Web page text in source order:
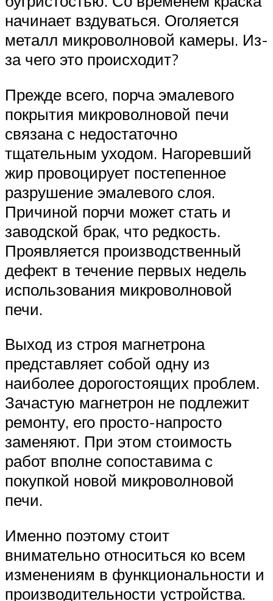
начинает вздуваться. Оголяется
металл микроволновой камеры. Из-
за чего это происходит?
Прежде всего, порча эмалевого
покрытия микроволновой печи
связана с недостаточно
тщательным уходом. Нагоревший
жир провоцирует постепенное
разрушение эмалевого слоя.
Причиной порчи может стать и
заводской брак, что редкость.
Проявляется производственный
дефект в течение первых недель
использования микроволновой
печи.
Выход из строя магнетрона
представляет собой одну из
наиболее дорогостоящих проблем.
Зачастую магнетрон не подлежит
ремонту, его просто-напросто
заменяют. При этом стоимость
работ вполне сопоставима с
покупкой новой микроволновой
печи.
Именно поэтому стоит
внимательно относиться ко всем
изменениям в функциональности и
производительности устройства.